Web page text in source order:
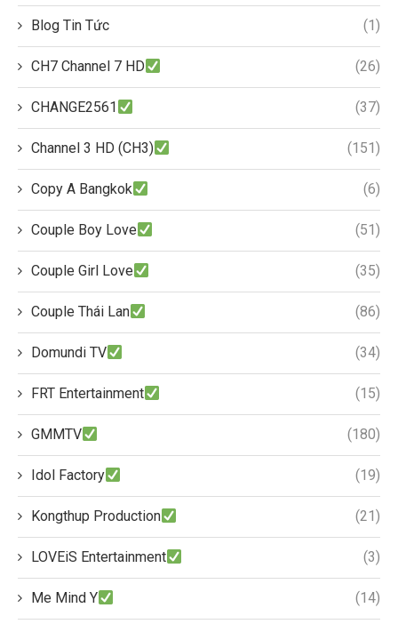
Blog Tin Tức (1)
CH7 Channel 7 HD (26)
CHANGE2561 (37)
Channel 3 HD (CH3) (151)
Copy A Bangkok (6)
Couple Boy Love (51)
Couple Girl Love (35)
Couple Thái Lan (86)
Domundi TV (34)
FRT Entertainment (15)
GMMTV (180)
Idol Factory (19)
Kongthup Production (21)
LOVEiS Entertainment (3)
Me Mind Y (14)